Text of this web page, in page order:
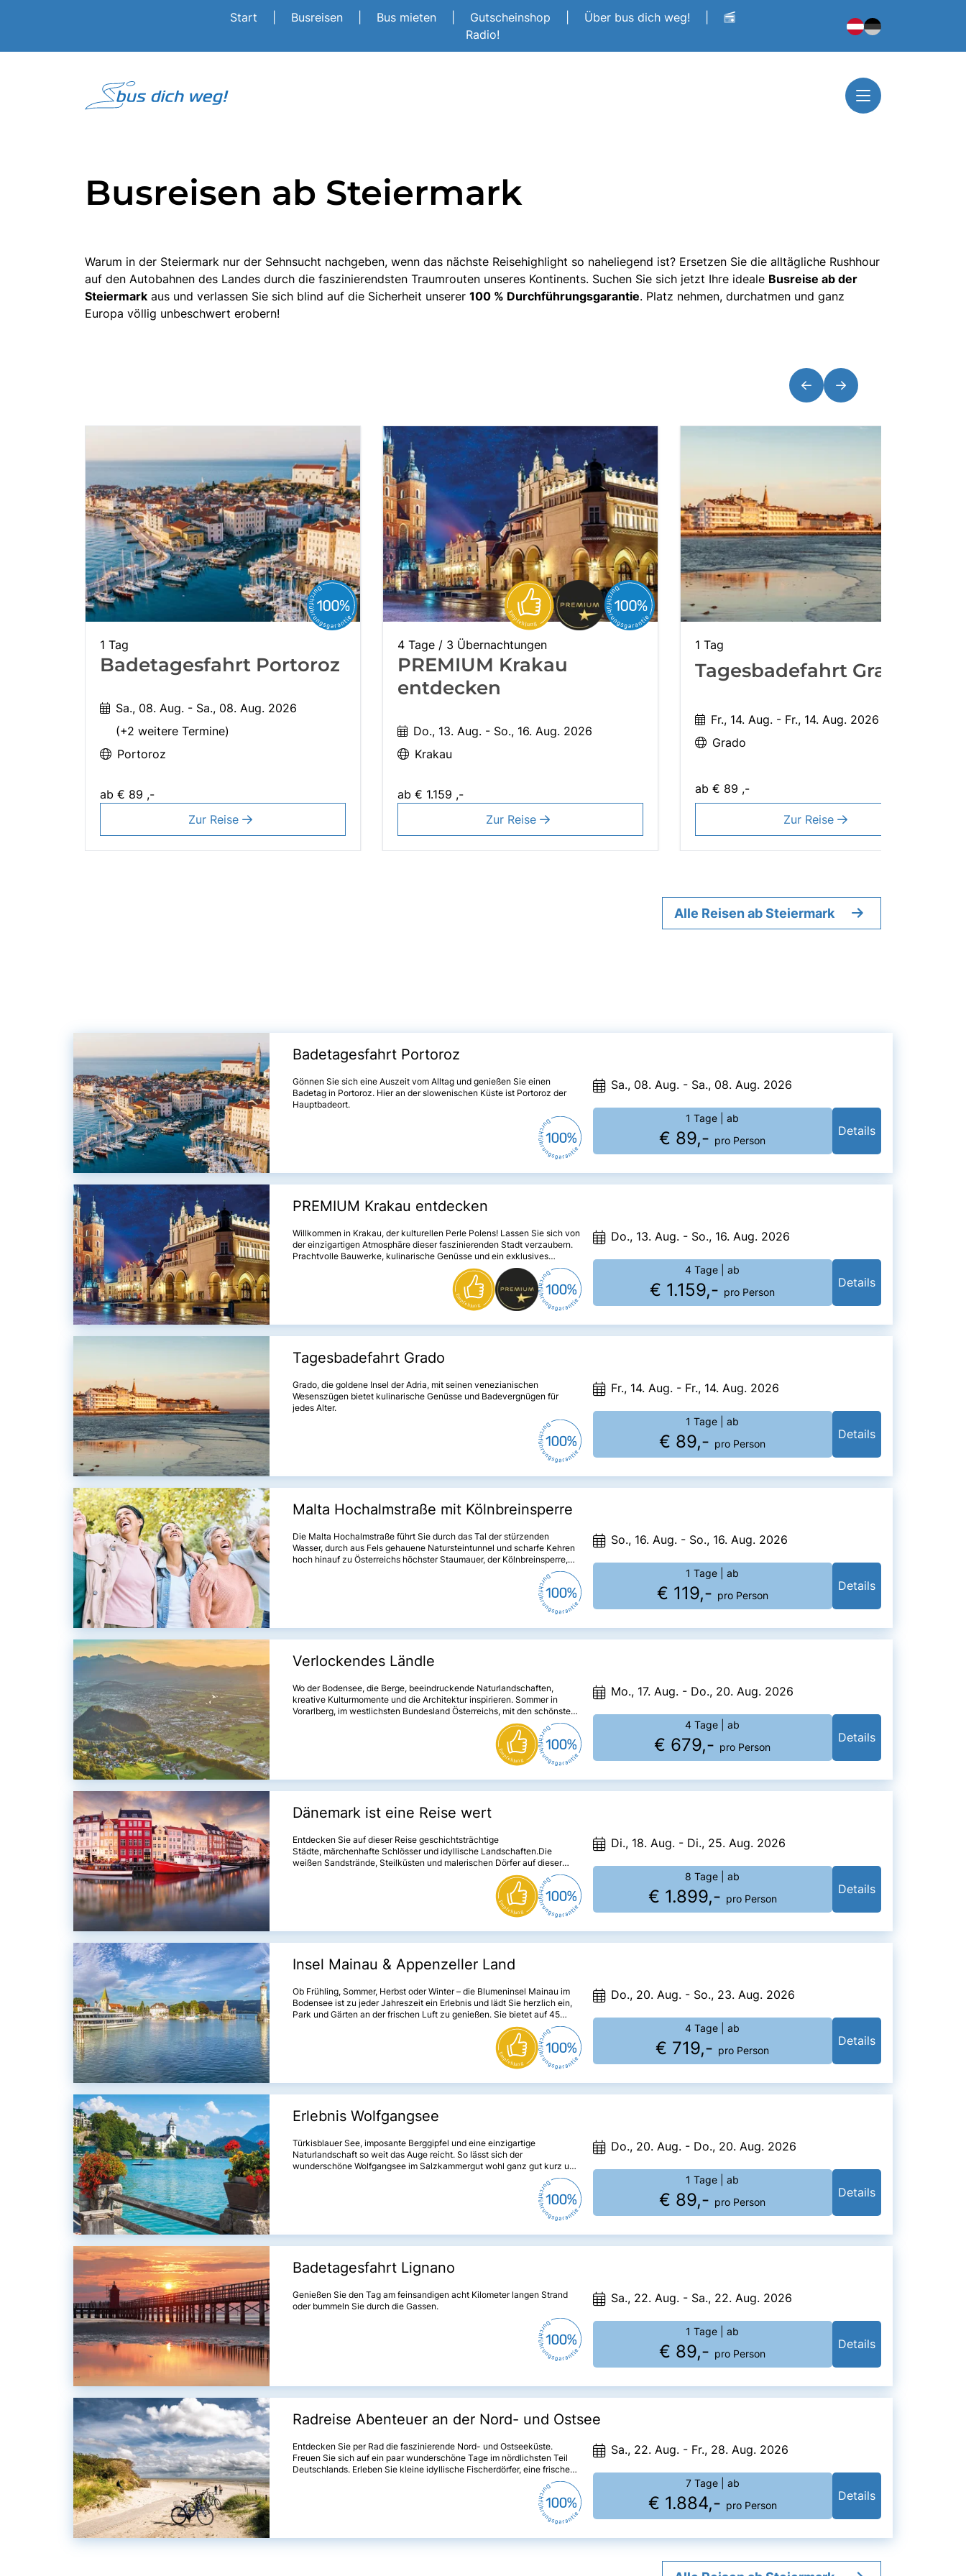
Start Busreisen Bus mieten Gutscheinshop Über bus dich weg!
Radio!
Busreisen ab Steiermark
Warum in der Steiermark nur der Sehnsucht nachgeben, wenn das nächste Reisehighlight so naheliegend ist? Ersetzen Sie die alltägliche Rushhour
auf den Autobahnen des Landes durch die faszinierendsten Traumrouten unseres Kontinents. Suchen Sie sich jetzt Ihre ideale Busreise ab der
Steiermark aus und verlassen Sie sich blind auf die Sicherheit unserer 100 % Durchführungsgarantie. Platz nehmen, durchatmen und ganz
Europa völlig unbeschwert erobern!
1 Tag
Badetagesfahrt Portoroz
Sa., 08. Aug. - Sa., 08. Aug. 2026
(+2 weitere Termine)
Portoroz
ab € 89 ,-
Zur Reise
4 Tage / 3 Übernachtungen
PREMIUM Krakau
entdecken
Do., 13. Aug. - So., 16. Aug. 2026
Krakau
ab € 1.159 ,-
Zur Reise
1 Tag
Tagesbadefahrt Grado
Fr., 14. Aug. - Fr., 14. Aug. 2026
Grado
ab € 89 ,-
Zur Reise
Alle Reisen ab Steiermark
Badetagesfahrt Portoroz
Gönnen Sie sich eine Auszeit vom Alltag und genießen Sie einen
Badetag in Portoroz. Hier an der slowenischen Küste ist Portoroz der
Hauptbadeort.
Sa., 08. Aug. - Sa., 08. Aug. 2026
1 Tage | ab
€ 89,- pro Person
Details
PREMIUM Krakau entdecken
Willkommen in Krakau, der kulturellen Perle Polens! Lassen Sie sich von
der einzigartigen Atmosphäre dieser faszinierenden Stadt verzaubern.
Prachtvolle Bauwerke, kulinarische Genüsse und ein exklusives
Programm machen diese Reise zu einem unvergesslichen Erlebnis. Ihr
elegantes ****Hotel Mercure Stare Miasto rundet den Aufenthalt mit
Do., 13. Aug. - So., 16. Aug. 2026
4 Tage | ab
€ 1.159,- pro Person
Details
Tagesbadefahrt Grado
Grado, die goldene Insel der Adria, mit seinen venezianischen
Wesenszügen bietet kulinarische Genüsse und Badevergnügen für
jedes Alter.
Fr., 14. Aug. - Fr., 14. Aug. 2026
1 Tage | ab
€ 89,- pro Person
Details
Malta Hochalmstraße mit Kölnbreinsperre
Die Malta Hochalmstraße führt Sie durch das Tal der stürzenden
Wasser, durch aus Fels gehauene Natursteintunnel und scharfe Kehren
hoch hinauf zu Österreichs höchster Staumauer, der Kölnbreinsperre,
einem der beliebtesten Ausflugsziele Kärntens. Schon die Anfahrt wird
So., 16. Aug. - So., 16. Aug. 2026
1 Tage | ab
€ 119,- pro Person
Details
Verlockendes Ländle
Wo der Bodensee, die Berge, beeindruckende Naturlandschaften,
kreative Kulturmomente und die Architektur inspirieren. Sommer in
Vorarlberg, im westlichsten Bundesland Österreichs, mit den schönsten
Tälern, Dörfern und Orten des Ländle. Schönheiten der besonderen Art.
Mo., 17. Aug. - Do., 20. Aug. 2026
4 Tage | ab
€ 679,- pro Person
Details
Dänemark ist eine Reise wert
Entdecken Sie auf dieser Reise geschichtsträchtige
Städte, märchenhafte Schlösser und idyllische Landschaften.Die
weißen Sandstrände, Steilküsten und malerischen Dörfer auf dieser
Di., 18. Aug. - Di., 25. Aug. 2026
8 Tage | ab
€ 1.899,- pro Person
Details
Insel Mainau & Appenzeller Land
Ob Frühling, Sommer, Herbst oder Winter – die Blumeninsel Mainau im
Bodensee ist zu jeder Jahreszeit ein Erlebnis und lädt Sie herzlich ein,
Park und Gärten an der frischen Luft zu genießen. Sie bietet auf 45
Hektar faszinierende Ein- und Ausblicke und überrascht dabei immer
Do., 20. Aug. - So., 23. Aug. 2026
4 Tage | ab
€ 719,- pro Person
Details
Erlebnis Wolfgangsee
Türkisblauer See, imposante Berggipfel und eine einzigartige
Naturlandschaft so weit das Auge reicht. So lässt sich der
wunderschöne Wolfgangsee im Salzkammergut wohl ganz gut kurz und
Do., 20. Aug. - Do., 20. Aug. 2026
1 Tage | ab
€ 89,- pro Person
Details
Badetagesfahrt Lignano
Genießen Sie den Tag am feinsandigen acht Kilometer langen Strand
oder bummeln Sie durch die Gassen.
Sa., 22. Aug. - Sa., 22. Aug. 2026
1 Tage | ab
€ 89,- pro Person
Details
Radreise Abenteuer an der Nord- und Ostsee
Entdecken Sie per Rad die faszinierende Nord- und Ostseeküste.
Freuen Sie sich auf ein paar wunderschöne Tage im nördlichsten Teil
Deutschlands. Erleben Sie kleine idyllische Fischerdörfer, eine frische
Sa., 22. Aug. - Fr., 28. Aug. 2026
7 Tage | ab
€ 1.884,- pro Person
Details